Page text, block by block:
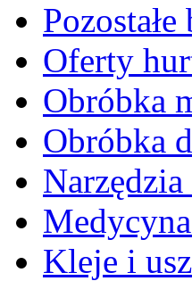
Oferty
Obróbka
Obróbka
Kleje i